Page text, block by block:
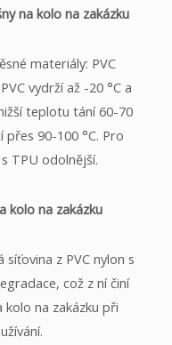
na kolo na zakázku
materiály: PVC
vydrží až -20 °C a
teplotu tání 60-70
přes 90-100 °C. Pro
TPU odolnější.
kolo na zakázku
z PVC nylon s
což z ní činí
na zakázku při